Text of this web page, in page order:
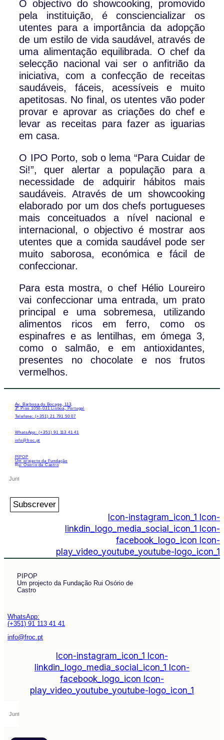
O objectivo do showcooking, promovido
pela instituição, é consciencializar os
utentes para a importância da adopção
de um estilo de vida saudável, através de
uma alimentação equilibrada. O chef da
selecção nacional vai ser o anfitrião da
iniciativa, com a confecção de receitas
saudáveis, fáceis, acessíveis e muito
apetitosas. No final, os utentes vão poder
provar e aprovar as criações do chef e
levar as receitas para fazer as iguarias
em casa.
O IPO Porto, sob o lema “Para Cuidar de
Si!”, quer alertar a população para a
necessidade de adquirir hábitos mais
saudáveis. Através de um showcooking
elaborado por um dos chefs portugueses
mais conceituados a nível nacional e
internacional, o objectivo é mostrar aos
utentes que a comida saudável pode ser
muito saborosa, económica e fácil de
confeccionar.
Para esta mostra, o chef Hélio Loureiro
vai confeccionar uma entrada, um prato
principal e uma sobremesa, utilizando
alimentos ricos em ferro, como os
espinafres e as lentilhas, em ómega 3,
como o salmão, e em antioxidantes,
presentes no chocolate e nos frutos
vermelhos.
Av. Barbosa du Bocage, 113,
3º Piso 1050-031 Lisboa, Portugal
Telefone: (+351) 21 791 50 07
WhatsApp: (+351) 91 113 41 41
info@froc.pt
PIPOP
Um projecto da Fundação
Rui Osório de Castro
Subscrever
Icon-instagram_icon_1
Icon-
linkdin_logo_media_social_icon_1
Icon-
facebook_logo_icon Icon-
play_video_youtube_youtube-logo_icon_1
PIPOP
Um projecto da Fundação Rui Osório de
Castro
WhatsApp:
(+351) 91 113 41 41
info@froc.pt
Icon-instagram_icon_1
Icon-
linkdin_logo_media_social_icon_1
Icon-
facebook_logo_icon Icon-
play_video_youtube_youtube-logo_icon_1